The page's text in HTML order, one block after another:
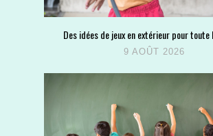
Des idées de jeux en extérieur pour
9 AOÛT 2026